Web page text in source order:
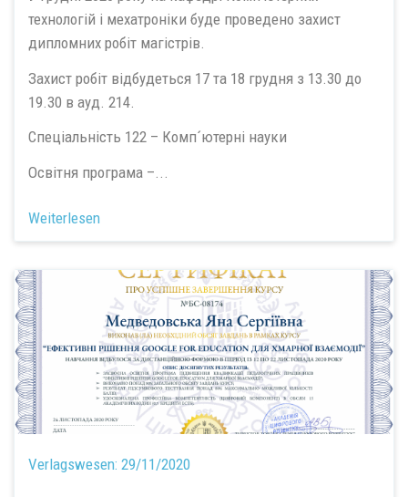
технологій і мехатроніки буде проведено захист
дипломних робіт магістрів.
Захист робіт відбудеться 17 та 18 грудня з 13.30 до
19.30 в ауд. 214.
Спеціальність 122 – Комп´ютерні науки
Освітня програма –...
Weiterlesen
Verlagswesen: 29/11/2020